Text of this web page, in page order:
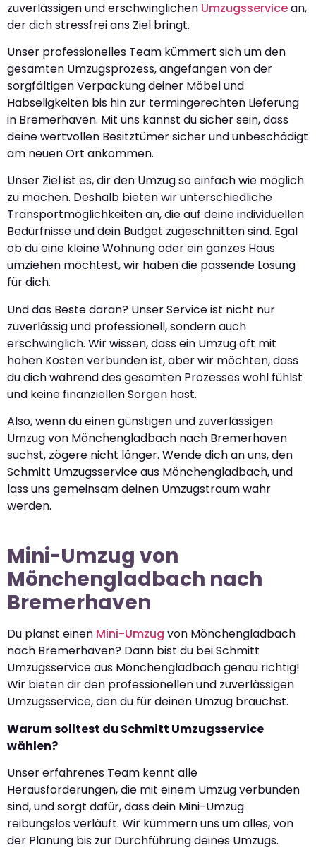
zuverlässigen und erschwinglichen Umzugsservicean,
der dich stressfrei ans Ziel bringt.
Unser professionelles Team kümmert sich um den
gesamten Umzugsprozess, angefangen von der
sorgfältigen Verpackung deiner Möbel und
Habseligkeiten bis hin zur termingerechten Lieferung
in Bremerhaven. Mit uns kannst du sicher sein, dass
deine wertvollen Besitztümer sicher und unbeschädigt
am neuen Ort ankommen.
Unser Ziel ist es, dir den Umzug so einfach wie möglich
zu machen. Deshalb bieten wir unterschiedliche
Transportmöglichkeiten an, die auf deine individuellen
Bedürfnisse und dein Budget zugeschnitten sind. Egal
ob du eine kleine Wohnung oder ein ganzes Haus
umziehen möchtest, wir haben die passende Lösung
für dich.
Und das Beste daran? Unser Service ist nicht nur
zuverlässig und professionell, sondern auch
erschwinglich. Wir wissen, dass ein Umzug oft mit
hohen Kosten verbunden ist, aber wir möchten, dass
du dich während des gesamten Prozesses wohl fühlst
und keine finanziellen Sorgen hast.
Also, wenn du einen günstigen und zuverlässigen
Umzug von Mönchengladbach nach Bremerhaven
suchst, zögere nicht länger. Wende dich an uns, den
Schmitt Umzugsservice aus Mönchengladbach, und
lass uns gemeinsam deinen Umzugstraum wahr
werden.
Mini-Umzug von
Mönchengladbach nach
Bremerhaven
Du planst einen Mini-Umzug von Mönchengladbach
nach Bremerhaven? Dann bist du bei Schmitt
Umzugsservice aus Mönchengladbach genau richtig!
Wir bieten dir den professionellen und zuverlässigen
Umzugsservice, den du für deinen Umzug brauchst.
Warum solltest du Schmitt Umzugsservice
wählen?
Unser erfahrenes Team kennt alle
Herausforderungen, die mit einem Umzug verbunden
sind, und sorgt dafür, dass dein Mini-Umzug
reibungslos verläuft. Wir kümmern uns um alles, von
der Planung bis zur Durchführung deines Umzugs.